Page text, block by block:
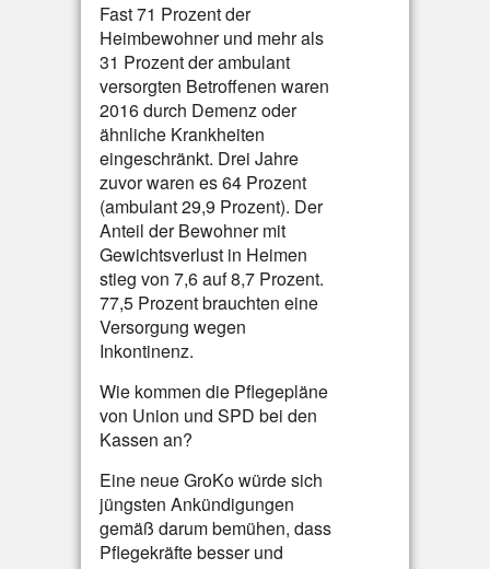
Fast 71 Prozent der
Heimbewohner und mehr als
31 Prozent der ambulant
versorgten Betroffenen waren
2016 durch Demenz oder
ähnliche Krankheiten
eingeschränkt. Drei Jahre
zuvor waren es 64 Prozent
(ambulant 29,9 Prozent). Der
Anteil der Bewohner mit
Gewichtsverlust in Heimen
stieg von 7,6 auf 8,7 Prozent.
77,5 Prozent brauchten eine
Versorgung wegen
Inkontinenz.
Wie kommen die Pflegepläne
von Union und SPD bei den
Kassen an?
Eine neue GroKo würde sich
jüngsten Ankündigungen
gemäß darum bemühen, dass
Pflegekräfte besser und